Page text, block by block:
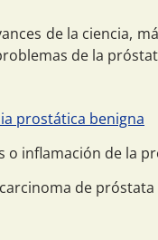
de la ciencia,
de la
prostática benigna
o inflamación de la
de próstata